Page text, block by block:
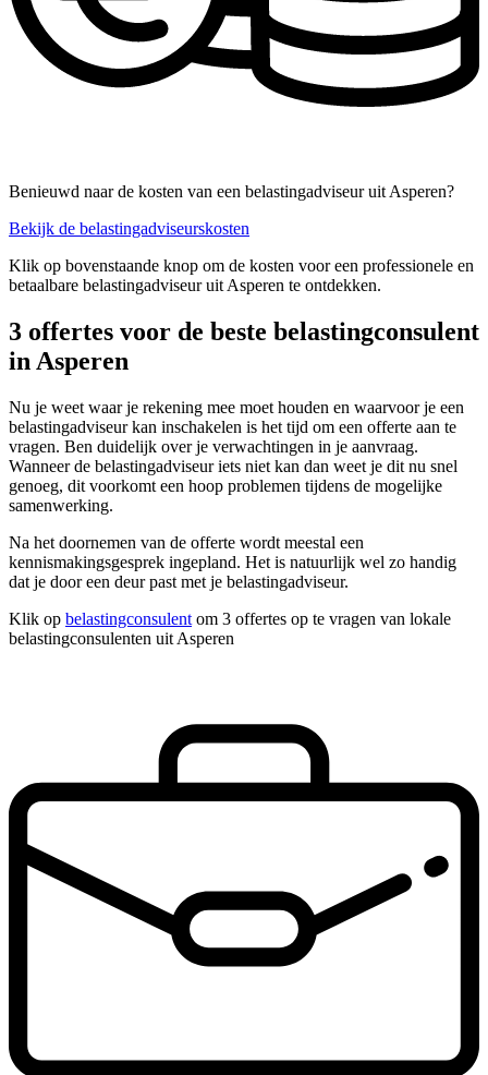
Benieuwd naar de kosten van een belastingadviseur uit Asperen?
Bekijk de belastingadviseurskosten
Klik op bovenstaande knop om de kosten voor een professionele en
betaalbare belastingadviseur uit Asperen te ontdekken.
3 offertes voor de beste belastingconsulent
in Asperen
Nu je weet waar je rekening mee moet houden en waarvoor je een
belastingadviseur kan inschakelen is het tijd om een offerte aan te
vragen. Ben duidelijk over je verwachtingen in je aanvraag.
Wanneer de belastingadviseur iets niet kan dan weet je dit nu snel
genoeg, dit voorkomt een hoop problemen tijdens de mogelijke
samenwerking.
Na het doornemen van de offerte wordt meestal een
kennismakingsgesprek ingepland. Het is natuurlijk wel zo handig
dat je door een deur past met je belastingadviseur.
Klik op belastingconsulent om 3 offertes op te vragen van lokale
belastingconsulenten uit Asperen